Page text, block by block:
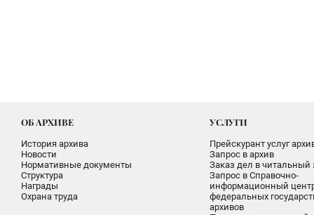
ОБ АРХИВЕ
История архива
Новости
Нормативные документы
Структура
Награды
Охрана труда
УСЛУГИ
Прейскурант услуг
Запрос в архив
Заказ дел в читальный
Запрос в Справочно-
информационный
федеральных
архивов